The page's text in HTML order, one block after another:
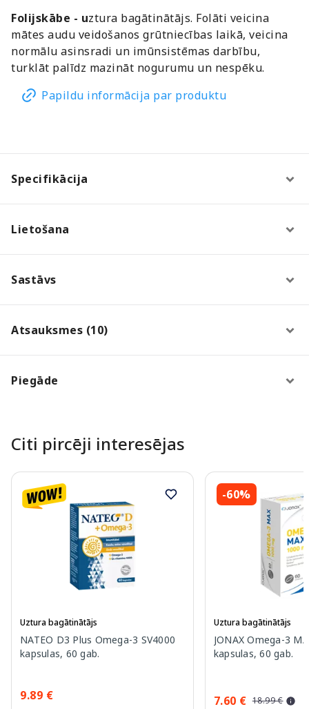
Folijskābe - uztura bagātinātājs. Folāti veicina
mātes audu veidošanos grūtniecības laikā, veicina
normālu asinsradi un imūnsistēmas darbību,
turklāt palīdz mazināt nogurumu un nespēku.
Papildu informācija par produktu
Specifikācija
Lietošana
Sastāvs
Atsauksmes (10)
Piegāde
Citi pircēji interesējas
Uztura bagātinātājs
NATEO D3 Plus Omega-3 SV4000
kapsulas, 60 gab.
9.89 €
-60%
Uztura bagātinātājs
JONAX Omega-3
kapsulas, 60 gab.
7.60 € 18.99 €